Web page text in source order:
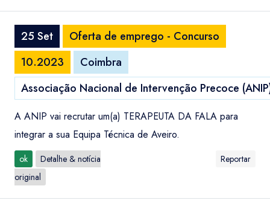
25 Set
Oferta de emprego - Concurso
10.2023
Coimbra
Associação Nacional de Intervenção Precoce
A ANIP vai recrutar um(a) TERAPEUTA DA FALA para
integrar a sua Equipa Técnica de Aveiro.
ok
Detalhe & notícia
original
Reportar